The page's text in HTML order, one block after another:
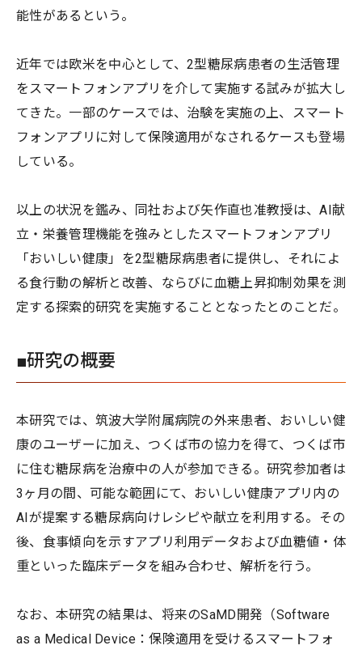
能性があるという。
近年では欧米を中心として、2型糖尿病患者の生活管理
をスマートフォンアプリを介して実施する試みが拡大し
てきた。一部のケースでは、治験を実施の上、スマート
フォンアプリに対して保険適用がなされるケースも登場
している。
以上の状況を鑑み、同社および矢作直也准教授は、AI献
立・栄養管理機能を強みとしたスマートフォンアプリ
「おいしい健康」を2型糖尿病患者に提供し、それによ
る食行動の解析と改善、ならびに血糖上昇抑制効果を測
定する探索的研究を実施することとなったとのことだ。
■研究の概要
本研究では、筑波大学附属病院の外来患者、おいしい健
康のユーザーに加え、つくば市の協力を得て、つくば市
に住む糖尿病を治療中の人が参加できる。研究参加者は
3ヶ月の間、可能な範囲にて、おいしい健康アプリ内の
AIが提案する糖尿病向けレシピや献立を利用する。その
後、食事傾向を示すアプリ利用データおよび血糖値・体
重といった臨床データを組み合わせ、解析を行う。
なお、本研究の結果は、将来のSaMD開発（Software
as a Medical Device：保険適用を受けるスマートフォ